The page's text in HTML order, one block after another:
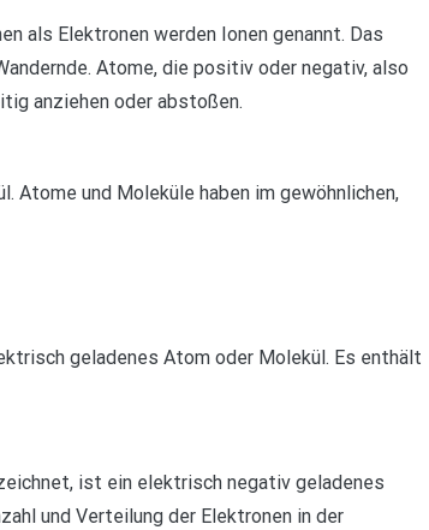
als Elektronen werden Ionen genannt. Das
Atome, die positiv oder negativ, also
anziehen oder abstoßen.
Atome und Moleküle haben im gewöhnlichen,
geladenes Atom oder Molekül. Es enthält
ist ein elektrisch negativ geladenes
und Verteilung der Elektronen in der